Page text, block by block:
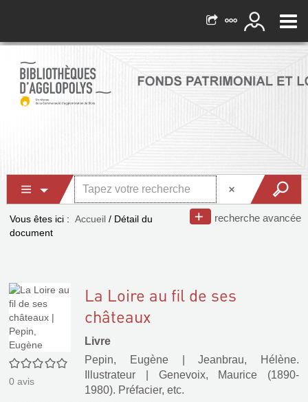
recherche avancée
Vous êtes ici : Accueil / Détail du
document
0/5
0 avis
La Loire au fil de ses
châteaux
Livre
Pepin, Eugène|Jeanbrau, Hélène.
Illustrateur
Genevoix, Maurice (1890-
1980). Préfacier, etc.